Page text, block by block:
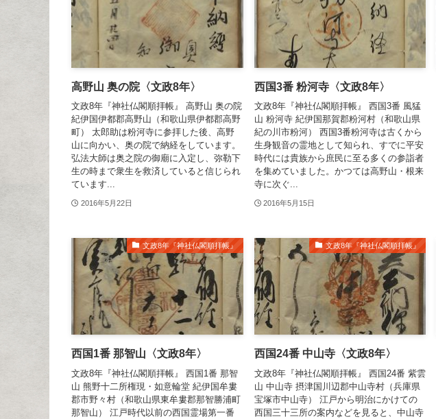
高野山 奥の院〈文政8年〉
文政8年『神社仏閣順拝帳』 高野山 奥の院
紀伊国伊都郡高野山（和歌山県伊都郡高野
町） 太郎助は粉河寺に参拝した後、高野
山に向かい、奥の院で納経をしています。
弘法大師は奥之院の御廟に入定し、弥勒下
生の時まで衆生を救済していると信じられ
ています...
2016年5月22日
西国3番 粉河寺〈文政8年〉
文政8年『神社仏閣順拝帳』 西国3番 風猛
山 粉河寺 紀伊国那賀郡粉河村（和歌山県
紀の川市粉河） 西国3番粉河寺は古くから
生身観音の霊地として知られ、すでに平安
時代には貴族から庶民に至る多くの参詣者
を集めていました。かつては高野山・根来
寺に次ぐ...
2016年5月15日
文政8年『神社仏閣順拝帳』
西国1番 那智山〈文政8年〉
文政8年『神社仏閣順拝帳』 西国1番 那智
山 熊野十二所権現・如意輪堂 紀伊国牟婁
郡市野々村（和歌山県東牟婁郡那智勝浦町
那智山） 江戸時代以前の西国霊場第一番
文政8年『神社仏閣順拝帳』
西国24番 中山寺〈文政8年〉
文政8年『神社仏閣順拝帳』 西国24番 紫雲
山 中山寺 摂津国川辺郡中山寺村（兵庫県
宝塚市中山寺） 江戸から明治にかけての
西国三十三所の案内などを見ると、中山寺